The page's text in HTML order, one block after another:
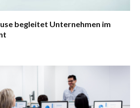
begleitet Unternehmen im